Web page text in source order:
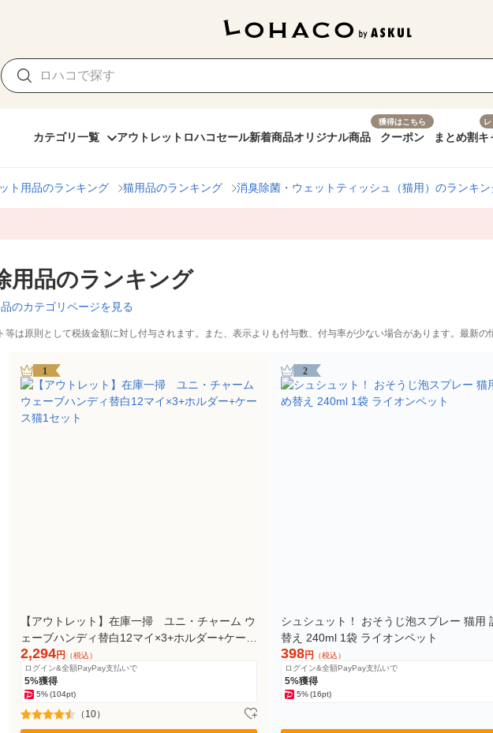
カテゴリ一覧 アウトレット ロハコセール新着商品オリジナル商品
獲得はこちら
クーポン まとめ割キ
ト用品のランキング 猫用品のランキング 消臭除菌・ウェットティッシュ（猫用）のランキン
用品のランキング
のカテゴリページを見る
等は原則として税抜金額に対し付与されます。また、表示よりも付与数、付与率が少ない場合があります。最新の
1
【アウトレット】在庫一掃 ユニ・チャーム ウ
ェーブハンディ替白12マイ×3+ホルダー+ケース
猫1セット
2,294円
（税込）
ログイン&全額PayPay支払いで
5%獲得
5%(104pt)
（10）
2
シュシュット！ おそうじ泡スプレー 猫用
替え 240ml 1袋 ライオンペット
398円
（税込）
ログイン&全額PayPay支払いで
5%獲得
5%(16pt)